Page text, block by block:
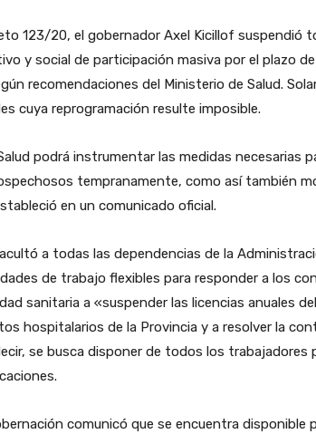
123/20, el gobernador Axel Kicillof suspendió
y social de participación masiva por el plazo
recomendaciones del Ministerio de Salud.
cuya reprogramación resulte imposible.
podrá instrumentar las medidas necesarias
tempranamente, como así también
en un comunicado oficial.
a todas las dependencias de la
de trabajo flexibles para responder a los
sanitaria a «suspender las licencias anuales
hospitalarios de la Provincia y a resolver la
se busca disponer de todos los trabajadores
comunicó que se encuentra disponible